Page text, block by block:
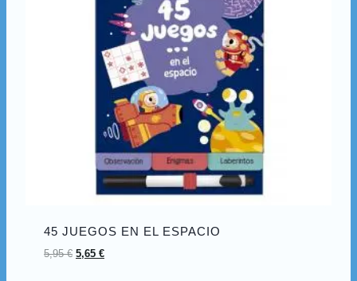
45 JUEGOS EN EL ESPACIO
5,95€ 5,65€